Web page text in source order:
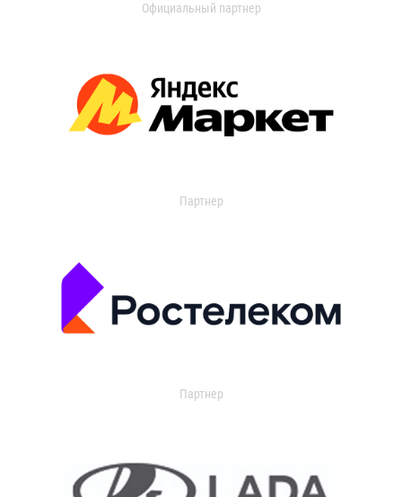
Официальный партнер
Партнер
Партнер